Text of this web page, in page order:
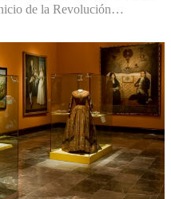
de la Revolución…